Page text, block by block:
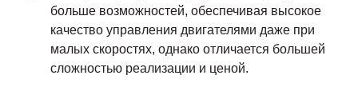
больше возможностей, обеспечивая высокое
качество управления двигателями даже при
малых скоростях, однако отличается большей
сложностью реализации и ценой.